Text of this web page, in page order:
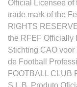
Official Licensee of
trade mark of the
RIGHTS
the RFEF Officially
Stichting CAO
de Football
FOOTBALL CLUB